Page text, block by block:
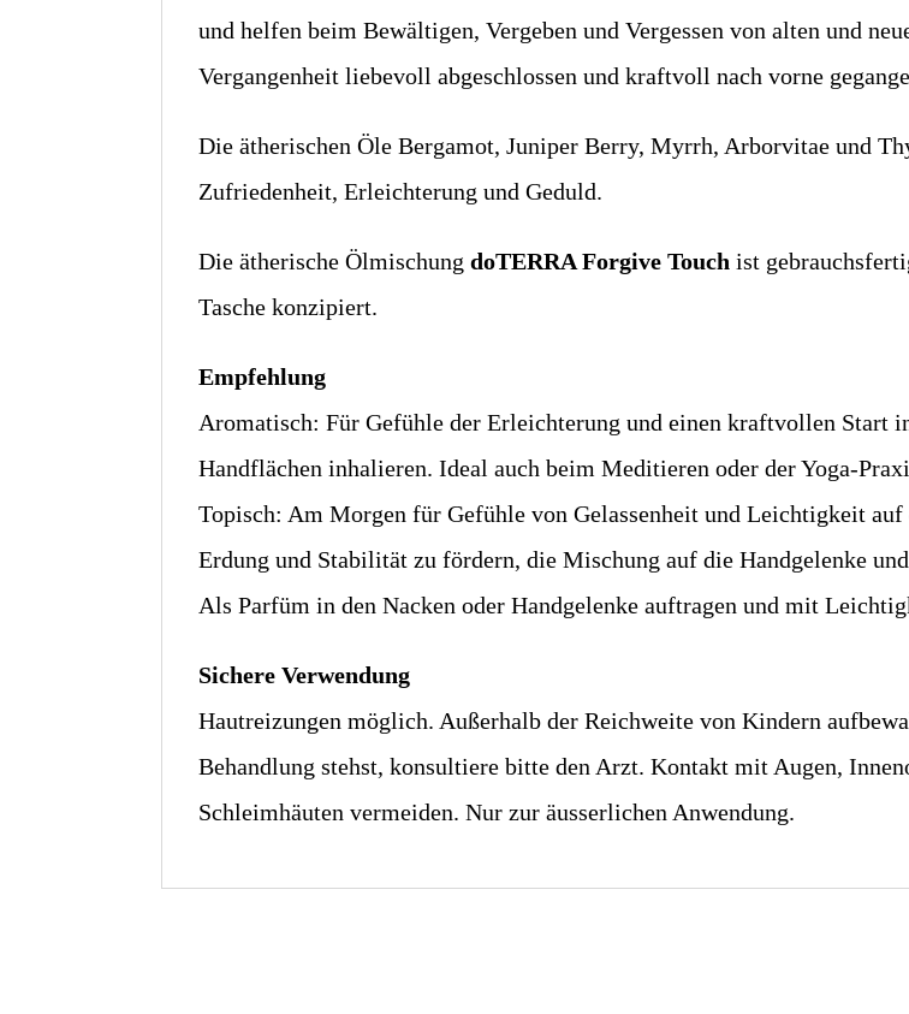
und helfen beim Bewältigen, Vergeben und Vergessen von alten und
Vergangenheit liebevoll abgeschlossen und kraftvoll nach vorne
Die ätherischen Öle Bergamot, Juniper Berry, Myrrh, Arborvitae und
Zufriedenheit, Erleichterung und Geduld.
Die ätherische ÖlmischungdoTERRA Forgive Touch ist
Tasche konzipiert.
Empfehlung
Aromatisch: Für Gefühle der Erleichterung und einen kraftvollen Start
Handflächen inhalieren. Ideal auch beim Meditieren oder der Yoga-
Topisch: Am Morgen für Gefühle von Gelassenheit und Leichtigkeit auf
Erdung und Stabilität zu fördern, die Mischung auf die Handgelenke
Als Parfüm in den Nacken oder Handgelenke auftragen und mit
Sichere Verwendung
Hautreizungen möglich. Außerhalb der Reichweite von Kindern
Behandlung stehst, konsultiere bitte den Arzt. Kontakt mit Augen,
Schleimhäuten vermeiden. Nur zur äusserlichen Anwendung.